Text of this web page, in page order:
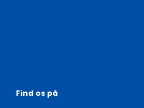
Find os på